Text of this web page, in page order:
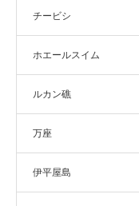
チービシ
ホエールスイム
ルカン礁
万座
伊平屋島